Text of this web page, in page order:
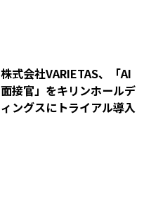
株式会社VARIETAS、「AI
面接官」をキリンホールデ
ィングスにトライアル導入